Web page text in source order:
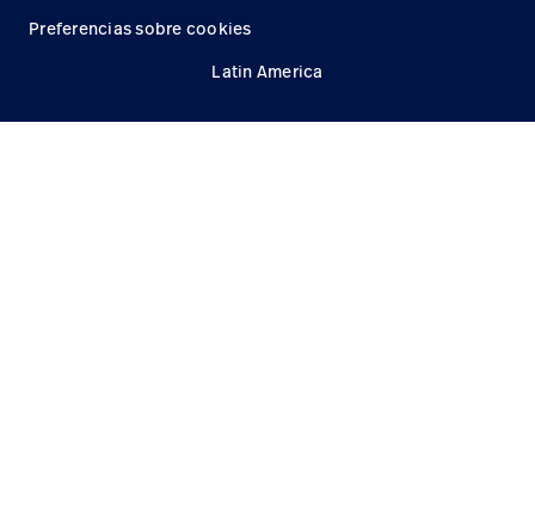
Preferencias sobre cookies
Latin America